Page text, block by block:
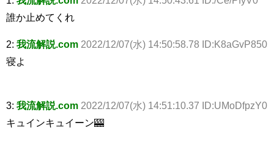
誰か止めてくれ
2: 我流解説.com 2022/12/07(水) 14:50:58.78 ID:K8aGvP850
寝よ
3: 我流解説.com 2022/12/07(水) 14:51:10.37 ID:UMoDfpzY0
キュインキュイーン🎰